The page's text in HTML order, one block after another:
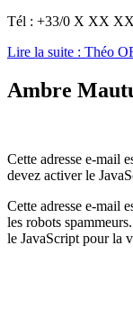
Tél : +33/0 X XX
Lire la suite : Théo
Ambre
Cette adresse e-mail
devez activer le
Cette adresse e-mail
les robots
le JavaScript pour la